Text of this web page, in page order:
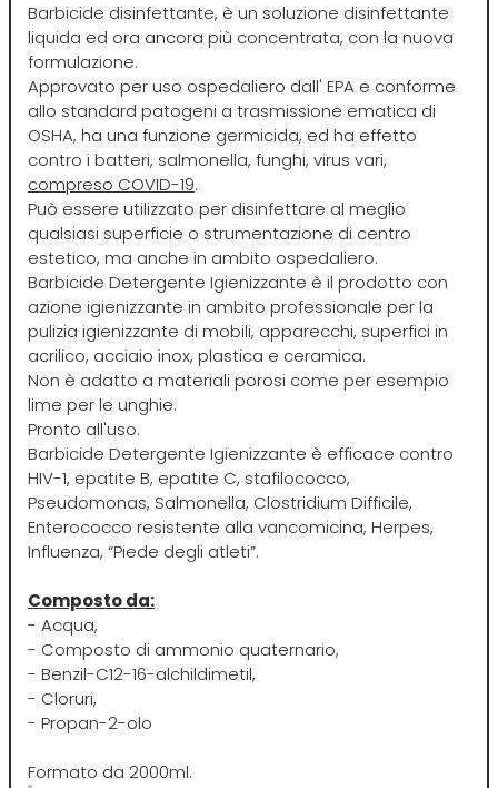
Euro Stil
Euromax
EveryGreen
F-G-H
FANOLA
FARMACA INTERNATIONAL
Farmagan
FarmaVita
Floid
Four Reasons
GAMMAPIÙ
ghd
I-J-K
Imbue
INSight
Invisibobble
Barbicide disinfettante, è un soluzione disinfettante
liquida ed ora ancora più concentrata, con la nuova
formulazione.
Approvato per uso ospedaliero dall' EPA e conforme
allo standard patogeni a trasmissione ematica di
OSHA, ha una funzione germicida, ed ha effetto
contro i batteri, salmonella, funghi, virus vari,
compreso COVID-19.
Può essere utilizzato per disinfettare al meglio
qualsiasi superficie o strumentazione di centro
estetico, ma anche in ambito ospedaliero.
Barbicide Detergente Igienizzante è il prodotto con
azione igienizzante in ambito professionale per la
pulizia igienizzante di mobili, apparecchi, superfici in
acrilico, acciaio inox, plastica e ceramica.
Non è adatto a materiali porosi come per esempio
lime per le unghie.
Pronto all'uso.
Barbicide Detergente Igienizzante è efficace contro
HIV-1, epatite B, epatite C, stafilococco,
Pseudomonas, Salmonella, Clostridium Difficile,
Enterococco resistente alla vancomicina, Herpes,
Influenza, “Piede degli atleti”.
Composto da:
- Acqua,
- Composto di ammonio quaternario,
- Benzil-C12-16-alchildimetil,
- Cloruri,
- Propan-2-olo
Formato da 2000ml.